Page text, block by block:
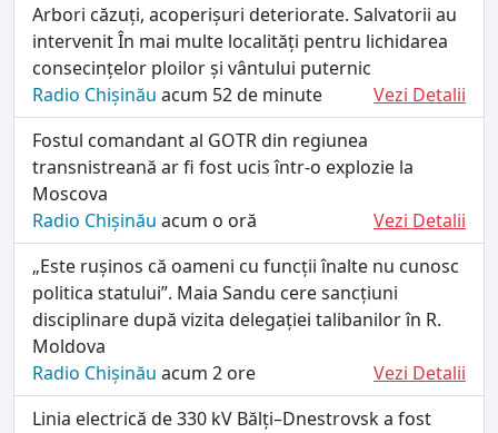
Arbori căzuți, acoperișuri deteriorate. Salvatorii au
intervenit În mai multe localități pentru lichidarea
consecințelor ploilor și vântului puternic
Radio Chișinău acum 52 de minute
Vezi Detalii
Fostul comandant al GOTR din regiunea
transnistreană ar fi fost ucis într-o explozie la
Moscova
Radio Chișinău acum o oră
Vezi Detalii
„Este rușinos că oameni cu funcții înalte nu cunosc
politica statului”. Maia Sandu cere sancțiuni
disciplinare după vizita delegației talibanilor în R.
Moldova
Radio Chișinău acum 2 ore
Vezi Detalii
Linia electrică de 330 kV Bălți–Dnestrovsk a fost